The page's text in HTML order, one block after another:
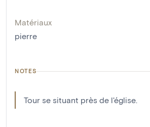
Matériaux
pierre
NOTES
Tour se situant près de l'église.